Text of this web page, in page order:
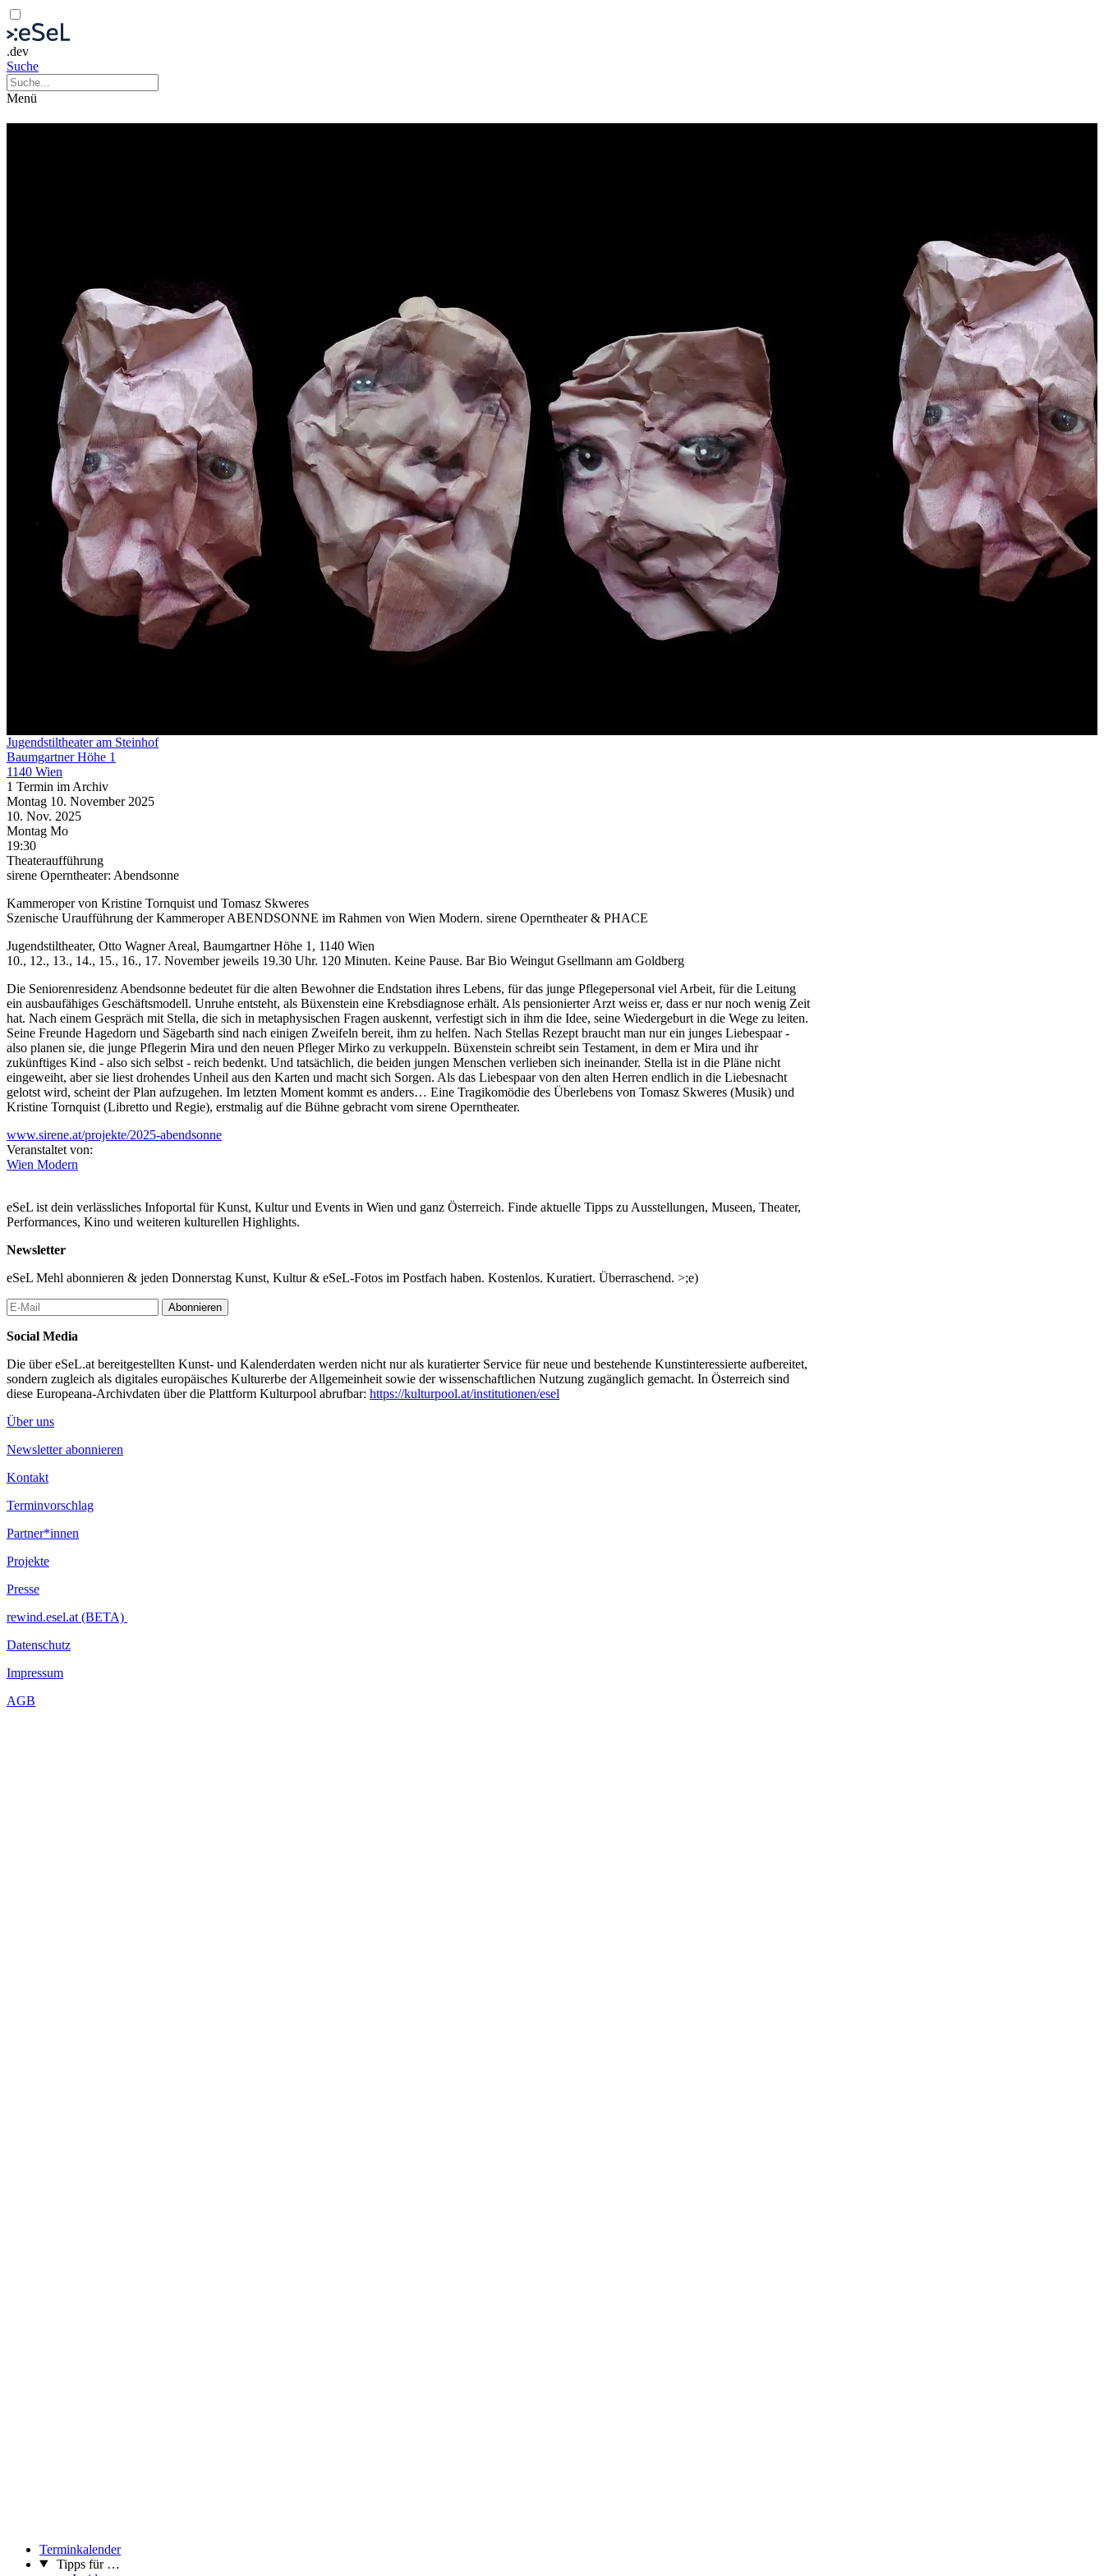
.dev
Suche
Menü
Jugendstiltheater am Steinhof
Baumgartner Höhe 1
1140 Wien
1 Termin im Archiv
Montag 10. November 2025
10. Nov. 2025
Montag Mo
19:30
Theateraufführung
sirene Operntheater: Abendsonne
Kammeroper von Kristine Tornquist und Tomasz Skweres
Szenische Uraufführung der Kammeroper ABENDSONNE im Rahmen von Wien Modern. sirene Operntheater & PHACE
Jugendstiltheater, Otto Wagner Areal, Baumgartner Höhe 1, 1140 Wien
10., 12., 13., 14., 15., 16., 17. November jeweils 19.30 Uhr. 120 Minuten. Keine Pause. Bar Bio Weingut Gsellmann am Goldberg
Die Seniorenresidenz Abendsonne bedeutet für die alten Bewohner die Endstation ihres Lebens, für das junge Pflegepersonal viel Arbeit, für die Leitung
ein ausbaufähiges Geschäftsmodell. Unruhe entsteht, als Büxenstein eine Krebsdiagnose erhält. Als pensionierter Arzt weiss er, dass er nur noch wenig Zeit
hat. Nach einem Gespräch mit Stella, die sich in metaphysischen Fragen auskennt, verfestigt sich in ihm die Idee, seine Wiedergeburt in die Wege zu leiten.
Seine Freunde Hagedorn und Sägebarth sind nach einigen Zweifeln bereit, ihm zu helfen. Nach Stellas Rezept braucht man nur ein junges Liebespaar -
also planen sie, die junge Pflegerin Mira und den neuen Pfleger Mirko zu verkuppeln. Büxenstein schreibt sein Testament, in dem er Mira und ihr
zukünftiges Kind - also sich selbst - reich bedenkt. Und tatsächlich, die beiden jungen Menschen verlieben sich ineinander. Stella ist in die Pläne nicht
eingeweiht, aber sie liest drohendes Unheil aus den Karten und macht sich Sorgen. Als das Liebespaar von den alten Herren endlich in die Liebesnacht
gelotst wird, scheint der Plan aufzugehen. Im letzten Moment kommt es anders… Eine Tragikomödie des Überlebens von Tomasz Skweres (Musik) und
Kristine Tornquist (Libretto und Regie), erstmalig auf die Bühne gebracht vom sirene Operntheater.
www.sirene.at/projekte/2025-abendsonne
Veranstaltet von:
Wien Modern
eSeL ist dein verlässliches Infoportal für Kunst, Kultur und Events in Wien und ganz Österreich. Finde aktuelle Tipps zu Ausstellungen, Museen, Theater,
Performances, Kino und weiteren kulturellen Highlights.
Newsletter
eSeL Mehl abonnieren & jeden Donnerstag Kunst, Kultur & eSeL-Fotos im Postfach haben. Kostenlos. Kuratiert. Überraschend. >;e)
Abonnieren
Social Media
Die über eSeL.at bereitgestellten Kunst- und Kalenderdaten werden nicht nur als kuratierter Service für neue und bestehende Kunstinteressierte aufbereitet,
sondern zugleich als digitales europäisches Kulturerbe der Allgemeinheit sowie der wissenschaftlichen Nutzung zugänglich gemacht. In Österreich sind
diese Europeana-Archivdaten über die Plattform Kulturpool abrufbar: https://kulturpool.at/institutionen/esel
Über uns
Newsletter abonnieren
Kontakt
Terminvorschlag
Partner*innen
Projekte
Presse
rewind.esel.at (BETA)
Datenschutz
Impressum
AGB
Terminkalender
Tipps für …